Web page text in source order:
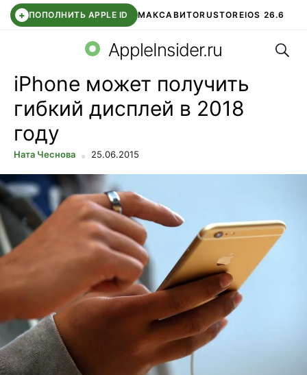
+ ПОПОЛНИТЬ APPLE ID МАКСАВИТОRUSTOREIOS 26.6
СБЕР КИДС ВТБ ОНЛАЙН ЧАТ В ROBLOX
AppleInsider.ru
iPhone может получить
гибкий дисплей в 2018
году
Ната Чеснова 25.06.2015